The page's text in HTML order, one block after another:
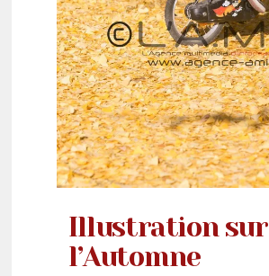
Illustration sur
l’Automne